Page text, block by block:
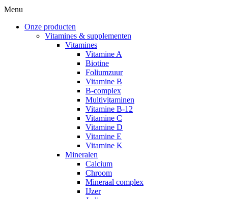
Menu
Onze producten
Vitamines & supplementen
Vitamines
Vitamine A
Biotine
Foliumzuur
Vitamine B
B-complex
Multivitaminen
Vitamine B-12
Vitamine C
Vitamine D
Vitamine E
Vitamine K
Mineralen
Calcium
Chroom
Mineraal complex
IJzer